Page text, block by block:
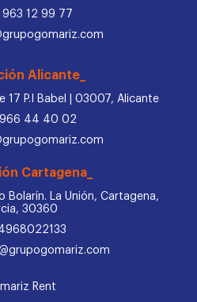
963 12 99 77
Alicante_
17 P.I Babel | 03007, Alicante
966 44 40 02
Cartagena_
Bolarín. La Unión, Cartagena,
30360
Rent